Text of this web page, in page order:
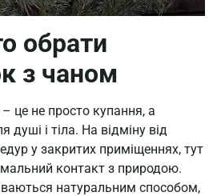
обрати
з чаном
– це не просто купання, а
душі і тіла. На відміну від
у закритих приміщеннях, тут
контакт з природою.
натуральним способом,